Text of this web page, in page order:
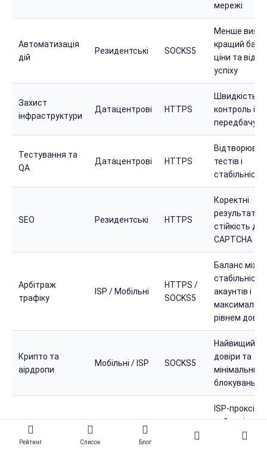
мережі
Автоматизація
дій
Резидентські SOCKS5
Менше
кращий
ціни та
успіху
Захист
інфраструктури
Датацентрові HTTPS
Швидкість,
контроль і
Тестування та
QA
Датацентрові HTTPS
тестів і
стабільність
SEO Резидентські HTTPS
Коректні
результати
стійкість до
CAPTCHA
Арбітраж
трафіку
ISP / Мобільні
HTTPS /
SOCKS5
Баланс між
стабільністю
акаунтів і
рівнем
Крипто та
аірдропи
Мобільні / ISP SOCKS5
Найвищий
довіри та
мінімальний
блокувань
Особисте
використання
ISP-проксі є
вибором для
Рейтинг Список Блог